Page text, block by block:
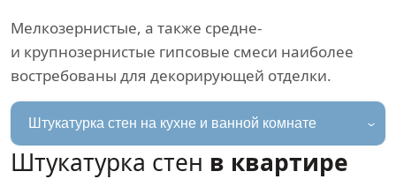
Мелкозернистые, а также средне-
и крупнозернистые гипсовые смеси наиболее
востребованы для декорирующей отделки.
Штукатурка стен на кухне и ванной комнате
Штукатурка стен в квартире